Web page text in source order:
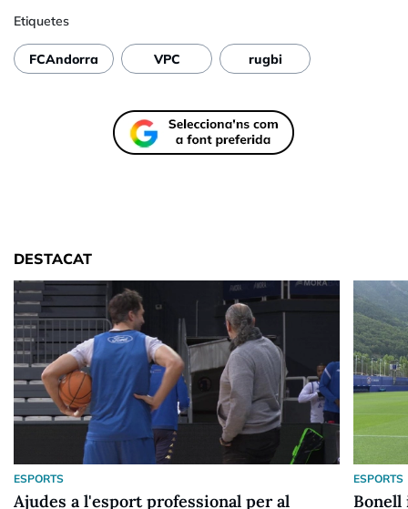
Etiquetes
FCAndorra VPC rugbi
DESTACAT
ESPORTS
Ajudes a l'esport professional per al
ESPORTS
Bonell